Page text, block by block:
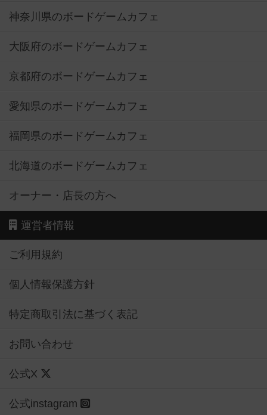
神奈川県のボードゲームカフェ
大阪府のボードゲームカフェ
京都府のボードゲームカフェ
愛知県のボードゲームカフェ
福岡県のボードゲームカフェ
北海道のボードゲームカフェ
オーナー・店長の方へ
運営者情報
ご利用規約
個人情報保護方針
特定商取引法に基づく表記
お問い合わせ
公式X
公式instagram